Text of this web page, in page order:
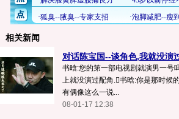
相关新闻
对话陈宝国--谈角色,我就没演
书晗:您的第一部电视剧就演男一号
上就没演过配角.书晗:你是那时候
有偶像这么一说...
08-01-17 12:38